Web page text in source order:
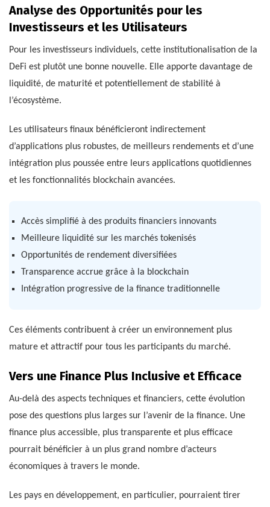
Analyse des Opportunités pour les
Investisseurs et les Utilisateurs
Pour les investisseurs individuels, cette institutionalisation de la
DeFi est plutôt une bonne nouvelle. Elle apporte davantage de
liquidité, de maturité et potentiellement de stabilité à
l’écosystème.
Les utilisateurs finaux bénéficieront indirectement
d’applications plus robustes, de meilleurs rendements et d’une
intégration plus poussée entre leurs applications quotidiennes
et les fonctionnalités blockchain avancées.
Accès simplifié à des produits financiers innovants
Meilleure liquidité sur les marchés tokenisés
Opportunités de rendement diversifiées
Transparence accrue grâce à la blockchain
Intégration progressive de la finance traditionnelle
Ces éléments contribuent à créer un environnement plus
mature et attractif pour tous les participants du marché.
Vers une Finance Plus Inclusive et Efficace
Au-delà des aspects techniques et financiers, cette évolution
pose des questions plus larges sur l’avenir de la finance. Une
finance plus accessible, plus transparente et plus efficace
pourrait bénéficier à un plus grand nombre d’acteurs
économiques à travers le monde.
Les pays en développement, en particulier, pourraient tirer